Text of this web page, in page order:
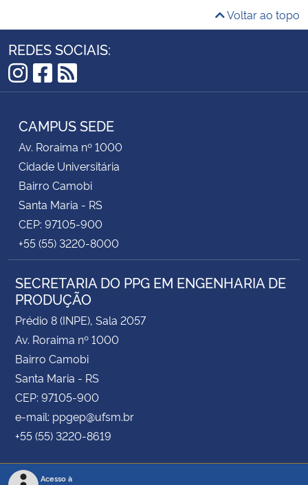
Voltar ao topo
REDES SOCIAIS:
Instagram
Facebook
RSS
CAMPUS SEDE
Av. Roraima nº 1000
Cidade Universitária
Bairro Camobi
Santa Maria - RS
CEP: 97105-900
+55 (55) 3220-8000
SECRETARIA DO PPG EM ENGENHARIA DE
PRODUÇÃO
Prédio 8 (INPE), Sala 2057
Av. Roraima nº 1000
Bairro Camobi
Santa Maria - RS
CEP: 97105-900
e-mail: ppgep@ufsm.br
+55 (55) 3220-8619
Acesso à